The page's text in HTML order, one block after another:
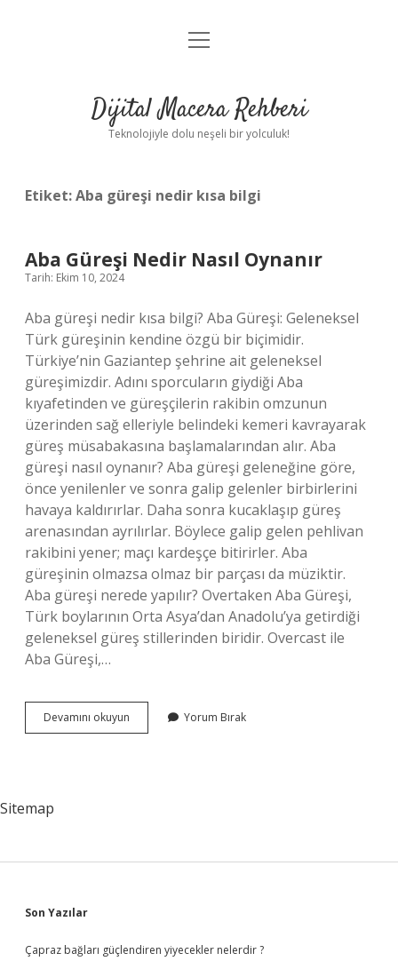
Anasayfa
Yasal Uyarı
menüyü
Dijital Macera Rehberi
Teknolojiyle dolu neşeli bir yolculuk!
Etiket:Aba güreşi nedir kısa bilgi
Aba Güreşi Nedir Nasıl Oynanır
Tarih: Ekim 10, 2024
Aba güreşi nedir kısa bilgi? Aba Güreşi: Geleneksel
Türk güreşinin kendine özgü bir biçimidir.
Türkiye’nin Gaziantep şehrine ait geleneksel
güreşimizdir. Adını sporcuların giydiği Aba
kıyafetinden ve güreşçilerin rakibin omzunun
üzerinden sağ elleriyle belindeki kemeri kavrayarak
güreş müsabakasına başlamalarından alır. Aba
güreşi nasıl oynanır? Aba güreşi geleneğine göre,
önce yenilenler ve sonra galip gelenler birbirlerini
havaya kaldırırlar. Daha sonra kucaklaşıp güreş
arenasından ayrılırlar. Böylece galip gelen pehlivan
rakibini yener; maçı kardeşçe bitirirler. Aba
güreşinin olmazsa olmaz bir parçası da müziktir.
Aba güreşi nerede yapılır? Overtaken Aba Güreşi,
Türk boylarının Orta Asya’dan Anadolu’ya getirdiği
geleneksel güreş stillerinden biridir. Overcast ile
Aba Güreşi,…
Devamını okuyun
Güreşi
Yorum Bırak
Sitemap
Sidebar
Son Yazılar
Çapraz bağları güçlendiren yiyecekler nelerdir ?